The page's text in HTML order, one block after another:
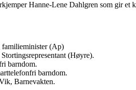
Hanne-Lene Dahlgren som gir et
(Ap)
(Høyre).
barndom.
barndom.
Barnevakten.